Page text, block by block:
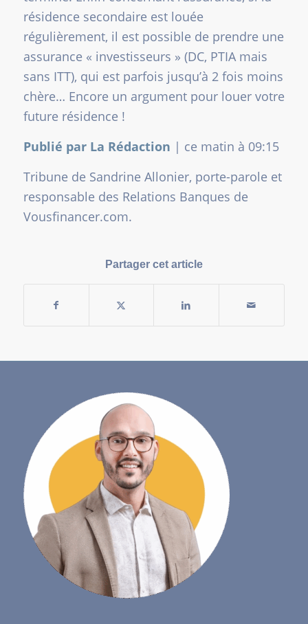
résidence secondaire est louée
régulièrement, il est possible de prendre une
assurance « investisseurs » (DC, PTIA mais
sans ITT), qui est parfois jusqu’à 2 fois moins
chère… Encore un argument pour louer votre
future résidence !
Publié par La Rédaction | ce matin à 09:15
Tribune de Sandrine Allonier, porte-parole et
responsable des Relations Banques de
Vousfinancer.com.
Partager cet article